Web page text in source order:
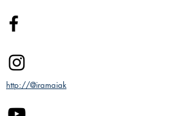
http://@iramaiak